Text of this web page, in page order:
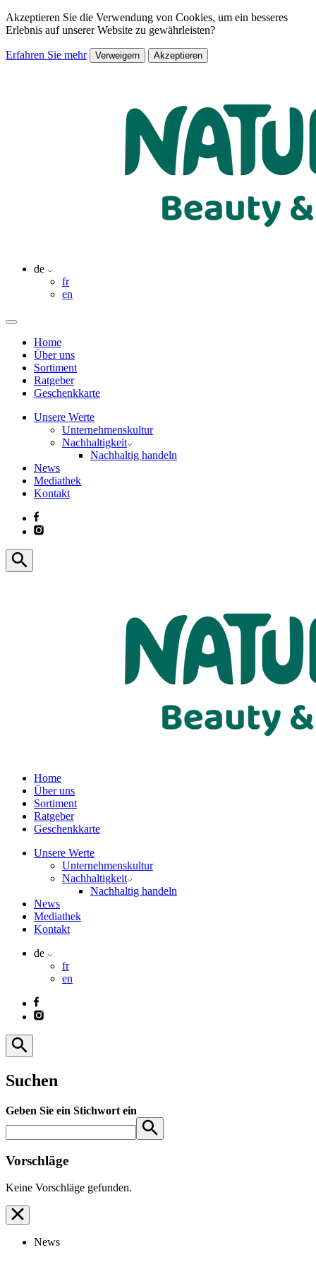
Akzeptieren Sie die Verwendung von Cookies, um ein besseres
Erlebnis auf unserer Website zu gewährleisten?
Erfahren Sie mehr Verweigern Akzeptieren
de
fr
en
Home
Über uns
Sortiment
Ratgeber
Geschenkkarte
Unsere Werte
Unternehmenskultur
Nachhaltigkeit
Nachhaltig handeln
News
Mediathek
Kontakt
Home
Über uns
Sortiment
Ratgeber
Geschenkkarte
Unsere Werte
Unternehmenskultur
Nachhaltigkeit
Nachhaltig handeln
News
Mediathek
Kontakt
de
fr
en
Suchen
Geben Sie ein Stichwort ein
Vorschläge
Keine Vorschläge gefunden.
News